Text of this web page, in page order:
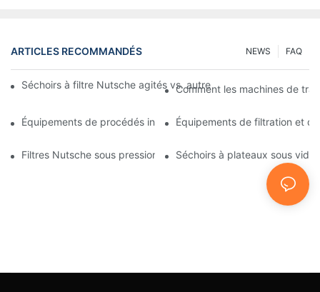
ARTICLES RECOMMANDÉS FAQ
NEWS
Séchoirs à filtre Nutsche agités vs. autres méthodes de
Comment les machines de
Équipements de procédés industriels : des innovations qui
Équipements de filtration et
Filtres Nutsche sous pression : Applications dans les industries
Séchoirs à plateaux sous